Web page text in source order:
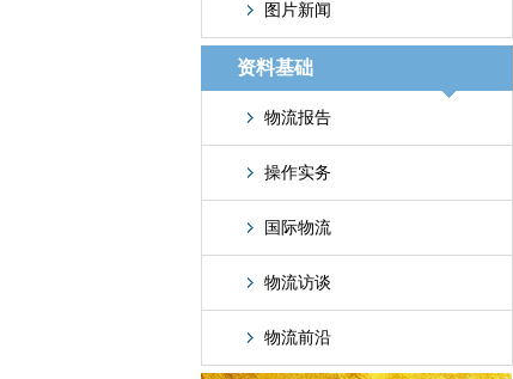
图片新闻
资料基础
物流报告
操作实务
国际物流
物流访谈
物流前沿